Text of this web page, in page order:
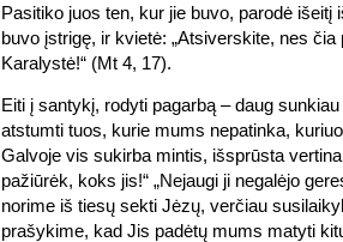
Pasitiko juos ten, kur jie buvo, parodė išeitį
buvo įstrigę, ir kvietė: „Atsiverskite, nes čia
Karalystė!“ (Mt 4, 17).
Eiti į santykį, rodyti pagarbą – daug
atstumti tuos, kurie mums nepatinka,
Galvoje vis sukirba mintis, išsprūsta
pažiūrėk, koks jis!“ „Nejaugi ji negalėjo
norime iš tiesų sekti Jėzų, verčiau
prašykime, kad Jis padėtų mums matyti